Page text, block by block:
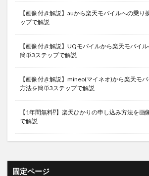
【画像付き解説】auから楽天モバイルへの乗り
ップで解説
【画像付き解説】UQモバイルから楽天モバイ
簡単3ステップで解説
【画像付き解説】mineo(マイネオ)から楽天モ
方法を簡単3ステップで解説
【1年間無料⁉︎】楽天ひかりの申し込み方法を画
で解説
固定ページ